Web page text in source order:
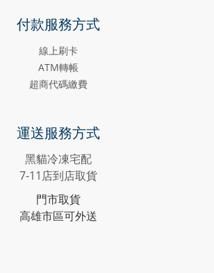
付款服務方式
線上刷卡
ATM轉帳
超商代碼繳費
運送服務方式
黑貓冷凍宅配
7-11店到店取貨
門市取貨
高雄市區可外送